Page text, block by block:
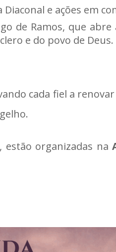
Diaconal e ações em
de Ramos, que
e do povo de Deus.
cada fiel a
estão organizadas na